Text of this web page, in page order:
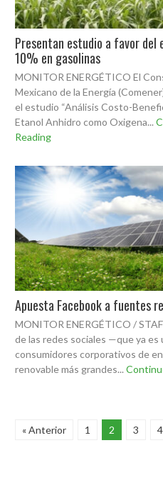
Presentan estudio a favor del
10% en gasolinas
MONITOR ENERGÉTICO El
Mexicano de la Energía
el estudio “Análisis Costo-
Etanol Anhidro como Oxigena...
Reading
Apuesta Facebook a fuentes
MONITOR ENERGÉTICO /
de las redes sociales —que ya es
consumidores corporativos de
renovable más grandes...
« Anterior 1 2 3 4
Buscar